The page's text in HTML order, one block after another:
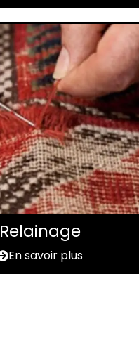
Relainage
En savoir plus